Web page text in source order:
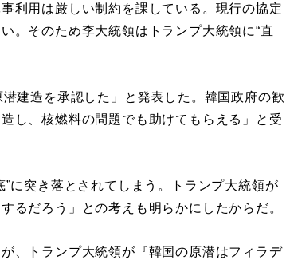
利用は厳しい制約を課している。現行の協定
。そのため李大統領はトランプ大統領に“直
建造を承認した」と発表した。韓国政府の歓
し、核燃料の問題でも助けてもらえる」と受
に突き落とされてしまう。トランプ大統領が
るだろう」との考えも明らかにしたからだ。
、トランプ大統領が『韓国の原潜はフィラデ